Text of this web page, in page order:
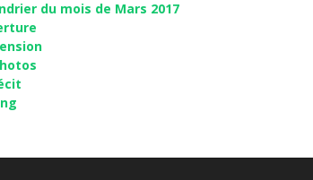
du mois de Mars 2017